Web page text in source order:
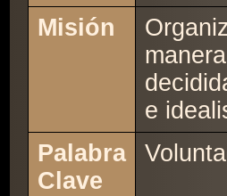
Misión
e
Palabra
Clave